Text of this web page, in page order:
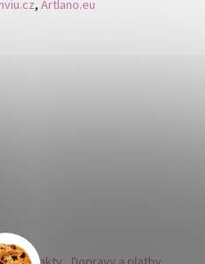
, Artlano.eu